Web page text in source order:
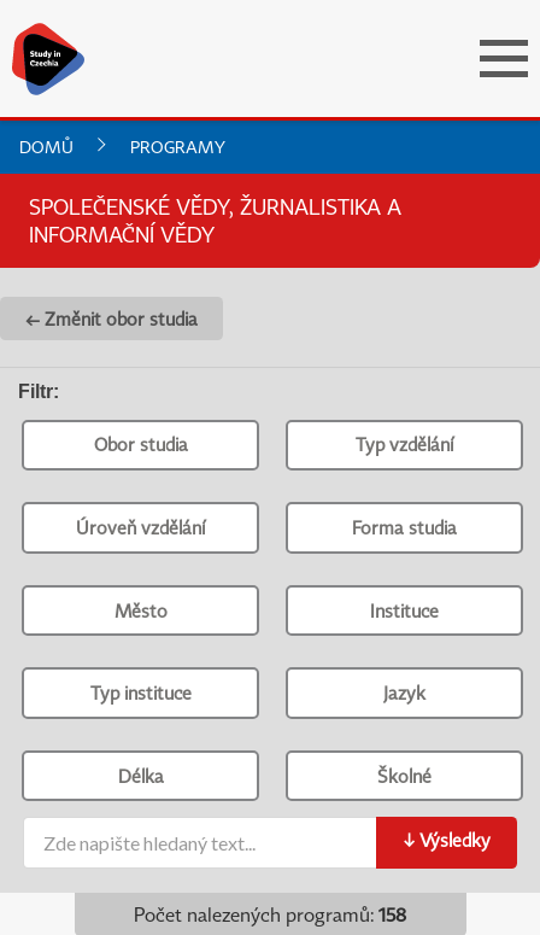
DOMŮ PROGRAMY
SPOLEČENSKÉ VĚDY, ŽURNALISTIKA A
INFORMAČNÍ VĚDY
← Změnit obor studia
Filtr:
Obor studia Typ vzdělání
Úroveň vzdělání Forma studia
Město Instituce
Typ instituce Jazyk
Délka Školné
↓ Výsledky
Počet nalezených programů: 158